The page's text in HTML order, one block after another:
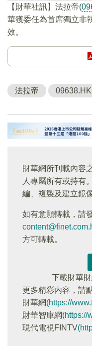
​【財華社訊】法拉帝(
華獲委任為首席獨立非
效。
法拉帝 09638.HK
財華網所刊載內容
人專屬所有或持有
編、複製及建立鏡
如有意願轉載，請
方可轉載。
下載財華
更多精彩内容，請
財華網(https://
財華智庫網(https://
現代電視FINTV